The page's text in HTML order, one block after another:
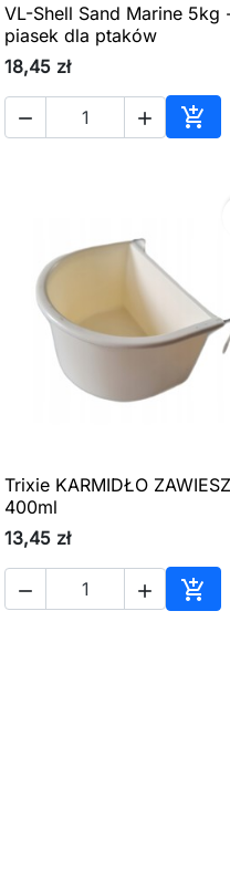
 Szybki podgląd
VL-Shell Sand Marine 5kg
piasek dla ptaków
18,45 zł
  
 Szybki podgląd
Trixie KARMIDŁO
400ml
13,45 zł
  